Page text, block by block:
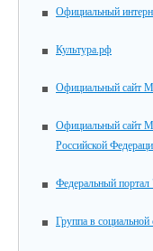
Официальный
Культура.рф
Официальный сайт
Официальный сайт
Российской
Федеральный портал
Группа в